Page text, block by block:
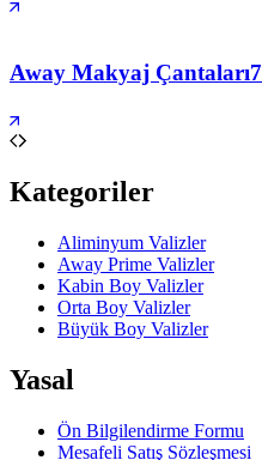
Away Makyaj Çantaları7
Kategoriler
Aliminyum Valizler
Away Prime Valizler
Kabin Boy Valizler
Orta Boy Valizler
Büyük Boy Valizler
Yasal
Ön Bilgilendirme Formu
Mesafeli Satış Sözleşmesi